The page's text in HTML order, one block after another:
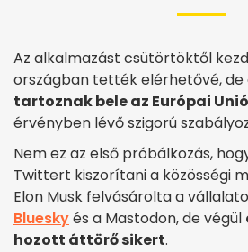
Az alkalmazást csütörtöktől
országban tették elérhetővé, de
tartoznak bele az Európai
érvényben lévő szigorú
Nem ez az első próbálkozás,
Twittert kiszorítani a közösségi
Elon Musk felvásárolta a
Blueskyés a Mastodon, de végül
hozott áttörő sikert.